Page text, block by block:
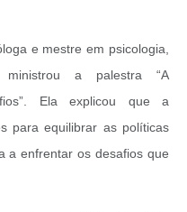
e mestre em psicologia,
ministrou a palestra “A
Ela explicou que a
para equilibrar as políticas
a enfrentar os desafios que